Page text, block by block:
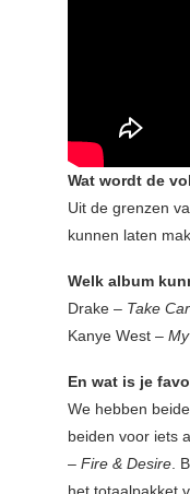
Wat wordt de
Uit de grenzen
kunnen laten
Welk album
Drake – Take
Kanye West –
En wat is je
We hebben
beiden voor iets
– Fire & Desire .